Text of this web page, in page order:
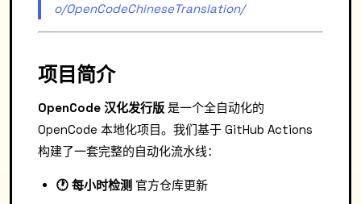
o/OpenCodeChineseTranslation/
项目简介
OpenCode 汉化发行版 是一个全自动化的
OpenCode 本地化项目。我们基于 GitHub Actions
构建了一套完整的自动化流水线：
🕐 每小时检测 官方仓库更新